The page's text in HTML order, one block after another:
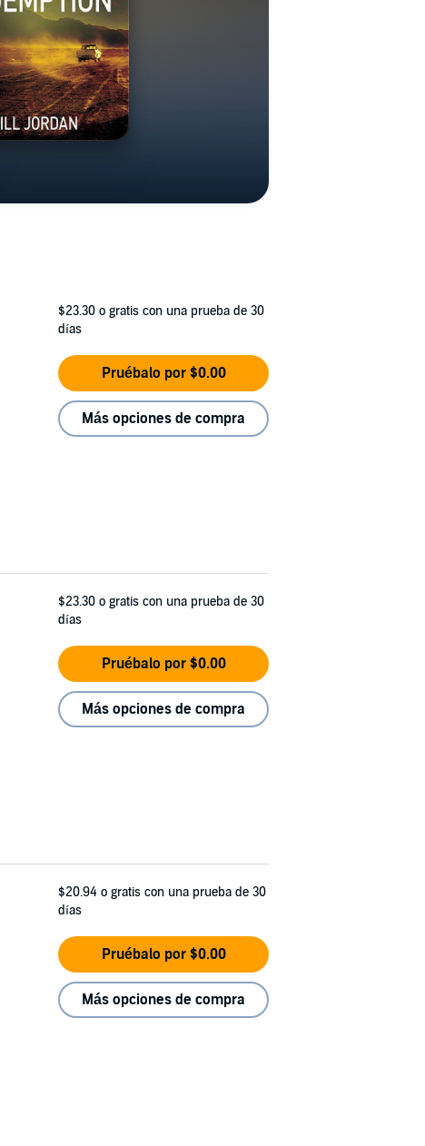
$23.30 o gratis con una prueba de 30
días
Pruébalo por $0.00
Más opciones de compra
$23.30 o gratis con una prueba de 30
días
Pruébalo por $0.00
Más opciones de compra
$20.94 o gratis con una prueba de 30
días
Pruébalo por $0.00
Más opciones de compra